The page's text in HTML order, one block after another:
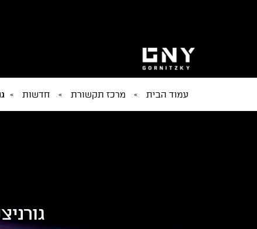
עמוד הבית » מרכז תקשורת » חדשות »